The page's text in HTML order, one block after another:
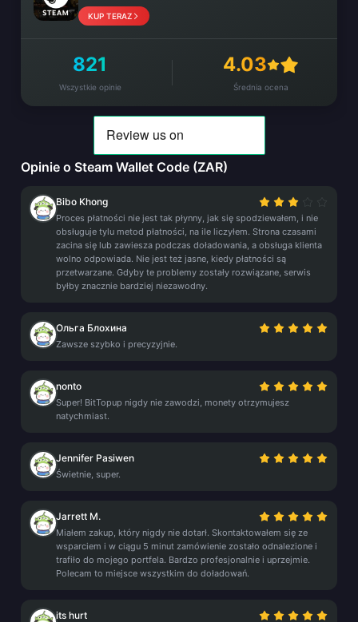
KUP TERAZ
821
Wszystkie opinie
4.03
Średnia ocena
Opinie o Steam Wallet Code (ZAR)
Bibo Khong
Proces płatności nie jest tak płynny, jak się spodziewałem, i nie
obsługuje tylu metod płatności, na ile liczyłem. Strona czasami
zacina się lub zawiesza podczas doładowania, a obsługa klienta
wolno odpowiada. Nie jest też jasne, kiedy płatności są
przetwarzane. Gdyby te problemy zostały rozwiązane, serwis
byłby znacznie bardziej niezawodny.
Ольга Блохина
Zawsze szybko i precyzyjnie.
nonto
Super! BitTopup nigdy nie zawodzi, monety otrzymujesz
natychmiast.
Jennifer Pasiwen
Świetnie, super.
Jarrett M.
Miałem zakup, który nigdy nie dotarł. Skontaktowałem się ze
wsparciem i w ciągu 5 minut zamówienie zostało odnalezione i
trafiło do mojego portfela. Bardzo profesjonalnie i uprzejmie.
Polecam to miejsce wszystkim do doładowań.
its hurt